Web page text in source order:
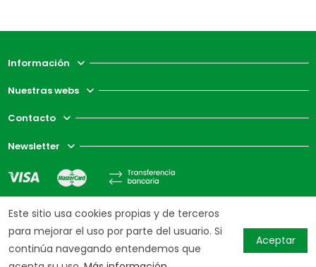
Información
Nuestras webs
Contacto
Newsletter
Este sitio usa cookies propias y de terceros
para mejorar el uso por parte del usuario. Si
continúa navegando entendemos que
Aceptar